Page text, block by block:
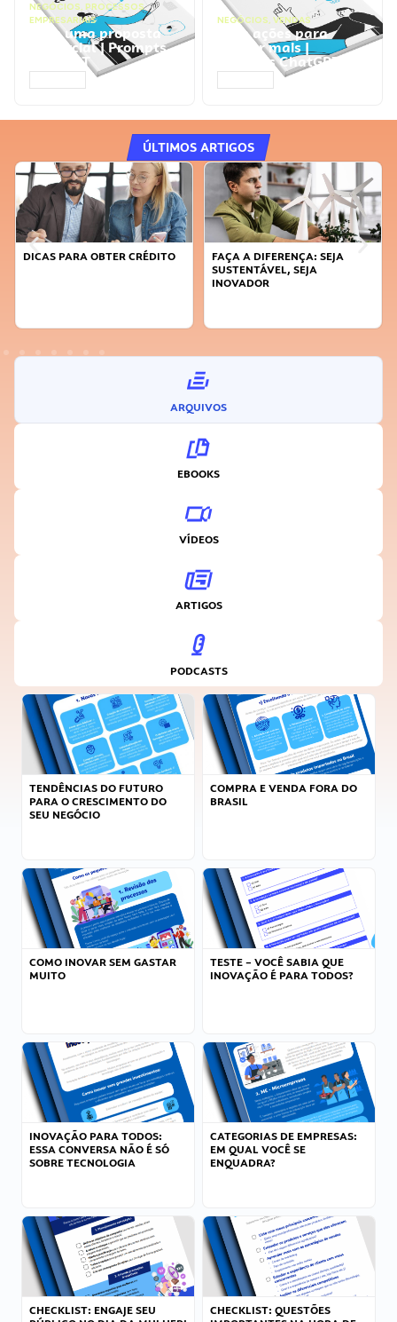
NEGÓCIOS, PROCESSOS
EMPRESARIAIS
Faça uma proposta
comercial | Prompts
ChatGPT
NEGÓCIOS, VENDAS
Faça ações para
vender mais |
Prompts ChatGPT
ÚLTIMOS ARTIGOS
DICAS PARA OBTER CRÉDITO
FAÇA A DIFERENÇA: SEJA
SUSTENTÁVEL, SEJA
INOVADOR
ARQUIVOS
EBOOKS
VÍDEOS
ARTIGOS
PODCASTS
TENDÊNCIAS DO FUTURO
PARA O CRESCIMENTO DO
SEU NEGÓCIO
COMPRA E VENDA FORA DO
BRASIL
COMO INOVAR SEM GASTAR
MUITO
TESTE – VOCÊ SABIA QUE
INOVAÇÃO É PARA TODOS?
INOVAÇÃO PARA TODOS:
ESSA CONVERSA NÃO É SÓ
SOBRE TECNOLOGIA
CATEGORIAS DE EMPRESAS:
EM QUAL VOCÊ SE
ENQUADRA?
CHECKLIST: ENGAJE SEU
CHECKLIST: QUESTÕES